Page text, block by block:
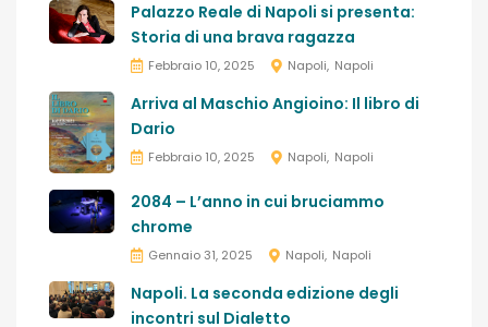
Palazzo Reale di Napoli si presenta:
Storia di una brava ragazza
Febbraio 10, 2025 Napoli Napoli
Arriva al Maschio Angioino: Il libro di
Dario
Febbraio 10, 2025 Napoli Napoli
2084 – L’anno in cui bruciammo
chrome
Gennaio 31, 2025 Napoli Napoli
Napoli. La seconda edizione degli
incontri sul Dialetto